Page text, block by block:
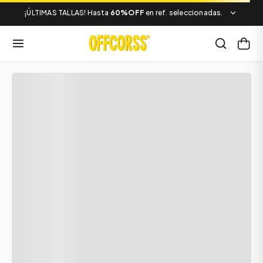
¡ÚLTIMAS TALLAS! Hasta 60%OFF en ref. seleccionadas.